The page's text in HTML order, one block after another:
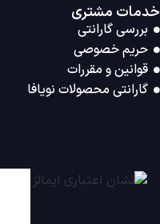
خدمات مشتری
بررسی گارانتی
حریم خصوصی
قوانین و مقررات
گارانتی محصولات نویافا